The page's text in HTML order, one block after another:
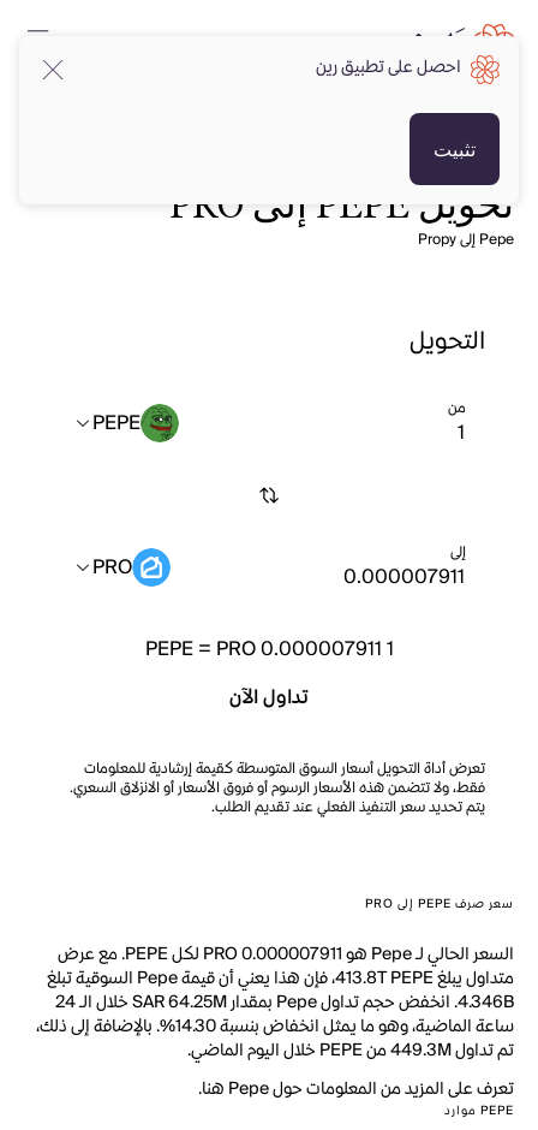
تحويل PEPE إلى PRO
Pepe إلى Propy
التحويل
من PEPE
إلى PRO
1
PEPE= PRO 0.000007911
تداول الآن
تعرض أداة التحويل أسعار السوق المتوسطة كقيمة إرشادية للمعلومات
فقط، ولا تتضمن هذه الأسعار الرسوم أو فروق الأسعار أو الانزلاق السعري.
يتم تحديد سعر التنفيذ الفعلي عند تقديم الطلب.
سعر صرف PEPE إلى PRO
السعر الحالي لـ Pepe هو PRO 0.000007911 لكل PEPE. مع عرض
متداول يبلغ 413.8T PEPE، فإن هذا يعني أن قيمة Pepe السوقية تبلغ
4.346B. انخفض حجم تداول Pepe بمقدار SAR 64.25M خلال الـ 24
ساعة الماضية، وهو ما يمثل انخفاض بنسبة 14.30%. بالإضافة إلى ذلك،
تم تداول 449.3M من PEPE خلال اليوم الماضي.
تعرف على المزيد من المعلومات حول Pepe هنا.
PEPE موارد
احصل على تطبيق رين
تثبيت